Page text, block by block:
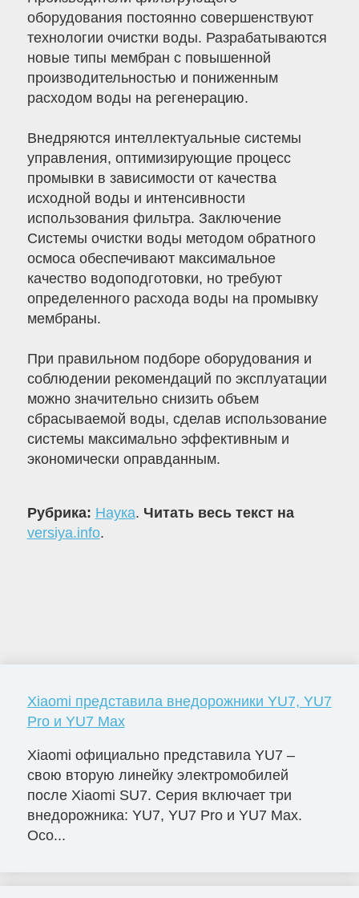
оборудования постоянно совершенствуют
технологии очистки воды. Разрабатываются
новые типы мембран с повышенной
производительностью и пониженным
расходом воды на регенерацию.
Внедряются интеллектуальные системы
управления, оптимизирующие процесс
промывки в зависимости от качества
исходной воды и интенсивности
использования фильтра. Заключение
Системы очистки воды методом обратного
осмоса обеспечивают максимальное
качество водоподготовки, но требуют
определенного расхода воды на промывку
мембраны.
При правильном подборе оборудования и
соблюдении рекомендаций по эксплуатации
можно значительно снизить объем
сбрасываемой воды, сделав использование
системы максимально эффективным и
экономически оправданным.
Рубрика: Наука. Читать весь текст на
versiya.info.
Xiaomi представила внедорожники YU7, YU7
Pro и YU7 Max
Xiaomi официально представила YU7 –
свою вторую линейку электромобилей
после Xiaomi SU7. Серия включает три
внедорожника: YU7, YU7 Pro и YU7 Max.
Осо...